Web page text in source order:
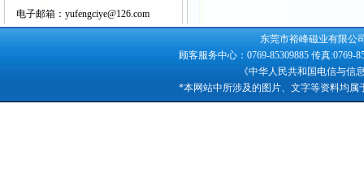
电子邮箱：yufengciye@126.com
东莞市裕峰磁业有限公
顾客服务中心：0769-85309885 传真:0769-
《中华人民共和国电信与信
*本网站中所涉及的图片、文字等资料均